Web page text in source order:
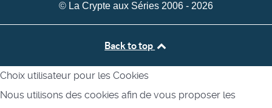
© La Crypte aux Séries 2006 - 2026
Back to top
Choix utilisateur pour les Cookies
Nous utilisons des cookies afin de vous proposer les